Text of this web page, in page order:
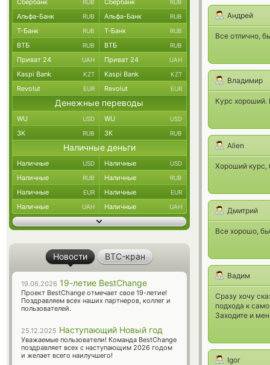
Андрей
Все отлично,
Владимир
Курс
Alien
Хороший курс,
Дмитрий
Все хорошо,
Вадим
Сразу хочу
подхода к
Заходите и
Igor
Сбербанк RUB Сбербанк RUB
Альфа-Банк RUB Альфа-Банк RUB
Т-Банк RUB Т-Банк RUB
ВТБ RUB ВТБ RUB
Приват 24 UAH Приват 24 UAH
Kaspi Bank KZT Kaspi Bank KZT
Revolut EUR Revolut EUR
Денежные переводы
WU USD WU USD
ЗК RUB ЗК RUB
Наличные деньги
Наличные USD Наличные USD
Наличные RUB Наличные RUB
Наличные EUR Наличные EUR
Наличные UAH Наличные UAH
Новости BTC-кран
19.06.2026 19-летие BestChange
Проект BestChange отмечает свое 19-летие!
Поздравляем всех наших партнеров, коллег и
пользователей.
25.12.2025 Наступающий Новый год
Уважаемые пользователи! Команда BestChange
поздравляет всех с наступающим 2026 годом
и желает всего наилучшего!